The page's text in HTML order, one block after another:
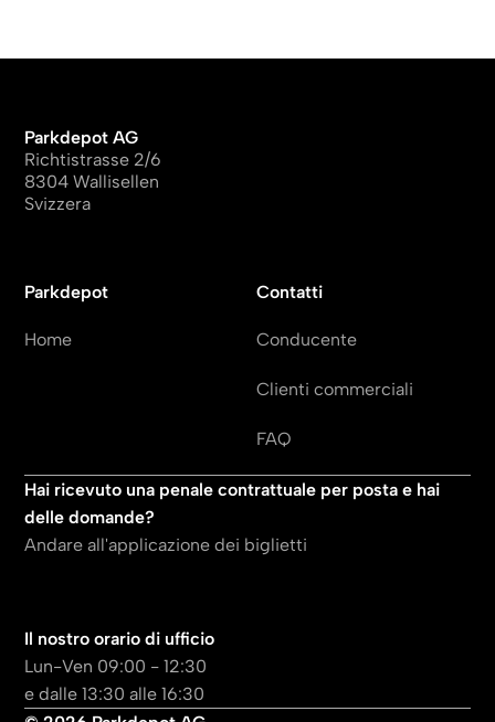
Parkdepot
Home
Contatti
Conducente
Clienti commerciali
FAQ
Parkdepot AG
Richtistrasse 2/6
8304 Wallisellen
Svizzera
Hai ricevuto una penale contrattuale per posta e hai
delle domande?
Andare all'applicazione dei biglietti
Il nostro orario di ufficio
Lun-Ven 09:00 - 12:30
e dalle 13:30 alle 16:30